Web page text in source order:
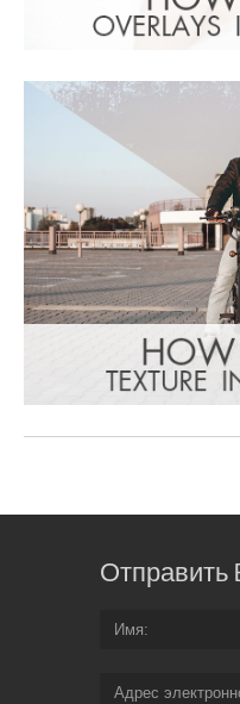
Отправить
Имя
Адрес